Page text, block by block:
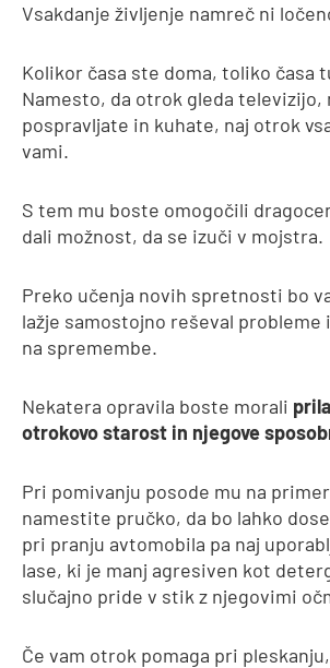
Vsakdanje življenje namreč ni
Kolikor časa ste doma, toliko časa
Namesto, da otrok gleda televizijo,
pospravljate in kuhate, naj otrok
vami.
S tem mu boste omogočili
dali možnost, da se izuči v mojstra.
Preko učenja novih spretnosti bo
lažje samostojno reševal probleme
na spremembe.
Nekatera opravila boste morali
otrokovo starost in njegove
Pri pomivanju posode mu na
namestite pručko, da bo lahko
pri pranju avtomobila pa naj
lase, ki je manj agresiven kot
slučajno pride v stik z njegovimi
Če vam otrok pomaga pri